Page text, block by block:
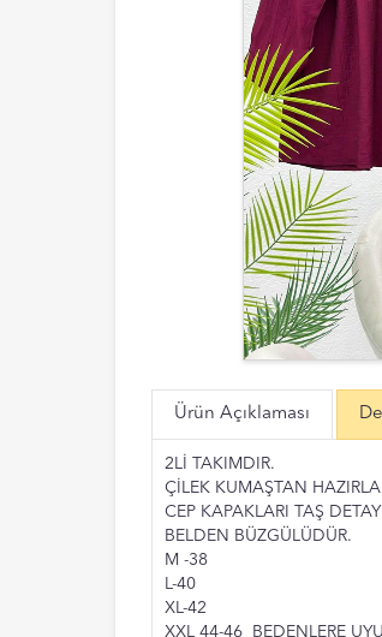
Ürün Açıklaması
2Lİ TAKIMDIR.
ÇİLEK KUMAŞTAN
CEP KAPAKLARI TAŞ
BELDEN BÜZGÜLÜDÜR.
M -38
L-40
XL-42
XXL 44-46 BEDENLERE